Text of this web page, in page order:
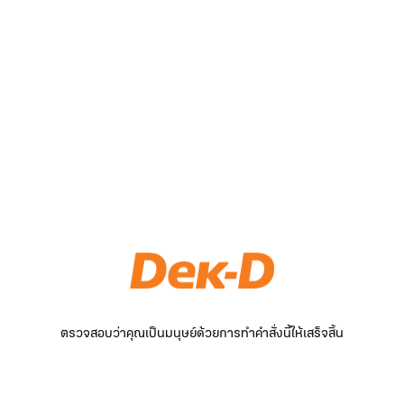
ตรวจสอบว่าคุณเป็นมนุษย์ด้วยการทำคำสั่งนี้ให้เสร็จสิ้น